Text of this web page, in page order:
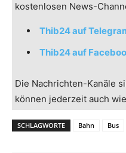
kostenlosen News-
Thib24 auf
Thib24 auf
Die Nachrichten-Kanäle
können jederzeit auch
SCHLAGWORTE Bahn Bus